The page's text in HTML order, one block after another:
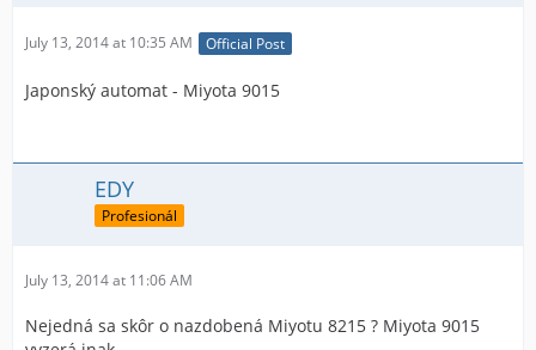
July 13, 2014 at 10:35 AM Official Post
Japonský automat - Miyota 9015
EDY
Profesionál
July 13, 2014 at 11:06 AM
Nejedná sa skôr o nazdobená Miyotu 8215 ? Miyota 9015